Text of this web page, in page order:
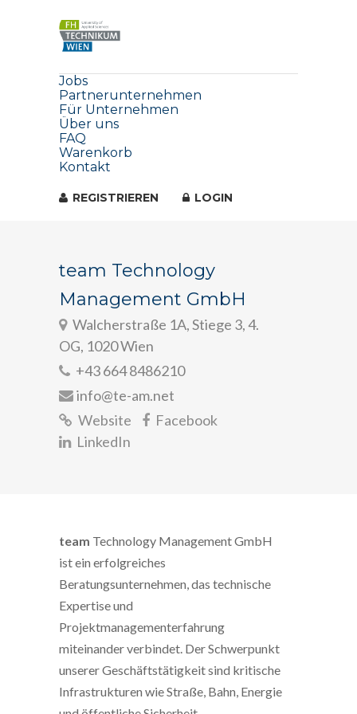
Jobs
Partnerunternehmen
Für Unternehmen
Über uns
FAQ
Warenkorb
Kontakt
REGISTRIEREN LOGIN
team Technology
Management GmbH
Walcherstraße 1A, Stiege 3, 4.
OG, 1020 Wien
+43 664 8486210
info@te-am.net
Website
Facebook
LinkedIn
team Technology Management GmbH
ist ein erfolgreiches
Beratungsunternehmen, das technische
Expertise und
Projektmanagementerfahrung
miteinander verbindet. Der Schwerpunkt
unserer Geschäftstätigkeit sind kritische
Infrastrukturen wie Straße, Bahn, Energie